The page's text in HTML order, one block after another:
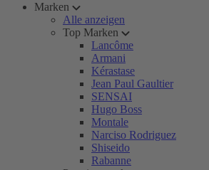
Marken
Alle anzeigen
Top Marken
Lancôme
Armani
Kérastase
Jean Paul Gaultier
SENSAI
Hugo Boss
Montale
Narciso Rodriguez
Shiseido
Rabanne